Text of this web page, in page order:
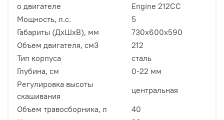
о двигателе
Engine 212CC
Мощность, л.с.
5
Габариты (ДхШхВ), мм
730х600х590
Объем двигателя, см3
212
Тип корпуса
сталь
Глубина, см
0-22 мм
Регулировка высоты
скашивания
центральная
Объем травосборника, л
40